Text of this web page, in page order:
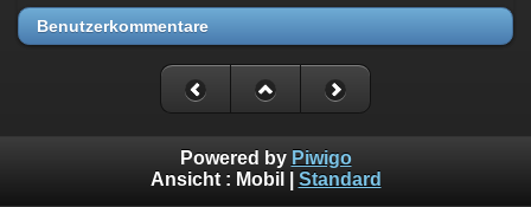
Benutzerkommentare
Powered by Piwigo
Ansicht : Mobil Standard